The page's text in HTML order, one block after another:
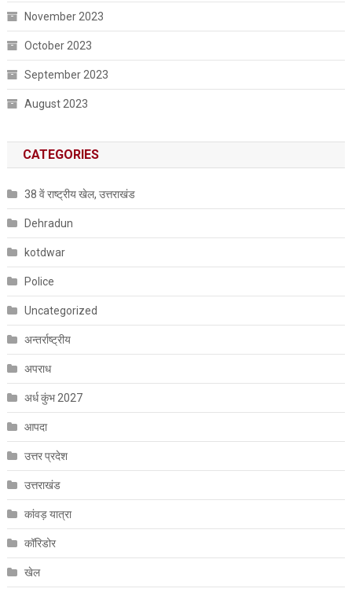
November 2023
October 2023
September 2023
August 2023
CATEGORIES
38 वें राष्ट्रीय खेल, उत्तराखंड
Dehradun
kotdwar
Police
Uncategorized
अन्तर्राष्ट्रीय
अपराध
अर्ध कुंभ 2027
आपदा
उत्तर प्रदेश
उत्तराखंड
कांवड़ यात्रा
कॉरिडोर
खेल